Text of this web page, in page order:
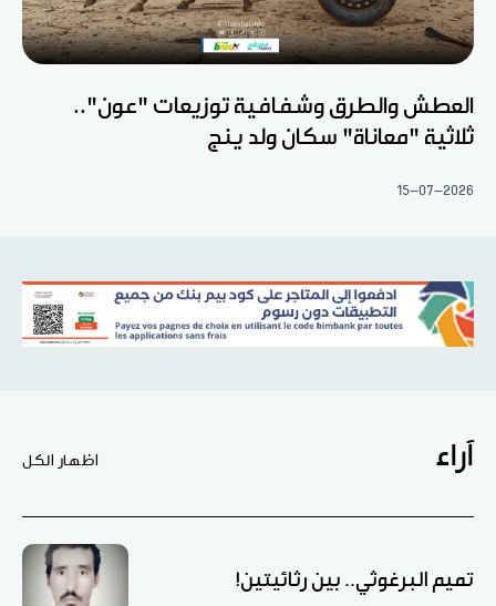
العطش والطرق وشفافية توزيعات "عون"..
ثلاثية "معاناة" سكان ولد ينج
15-07-2026
آراء اظهار الكل
تميم البرغوثي.. بين رثائيتين!